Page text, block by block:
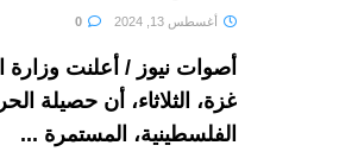
أغسطس 13, 2024
أصوات نيوز / أعلنت
غزة، الثلاثاء، أن حصيلة
الفلسطينية، المستمرة ...